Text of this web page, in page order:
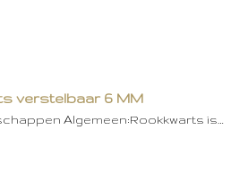
verstelbaar 6 MM
Algemeen:Rookkwarts is…